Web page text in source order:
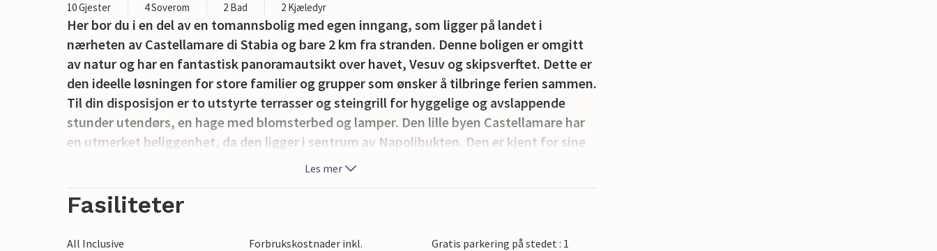
10 Gjester 4 Soverom 2 Bad 2 Kjæledyr
Her bor du i en del av en tomannsbolig med egen inngang, som ligger på landet i
nærheten av Castellamare di Stabia og bare 2 km fra stranden. Denne boligen er omgitt
av natur og har en fantastisk panoramautsikt over havet, Vesuv og skipsverftet. Dette er
den ideelle løsningen for store familier og grupper som ønsker å tilbringe ferien sammen.
Til din disposisjon er to utstyrte terrasser og steingrill for hyggelige og avslappende
stunder utendørs, en hage med blomsterbed og lamper. Den lille byen Castellamare har
en utmerket beliggenhet, da den ligger i sentrum av Napolibukten. Den er kjent for sine
termiske bad (28 kilder), pizzeriaer og restauranter med utmerkede fiskeretter. Fra
kan også leie en privat båt eller ta en privat tur rundt Sorrentobukten, Amalfi eller Capri.
severdigheter: "Reggia di Quisisana", en tidligere kongelig residens bare 500 m unna; det
Les mer
Fasiliteter
All Inclusive Forbrukskostnader inkl.
Gratis parkering på stedet : 1